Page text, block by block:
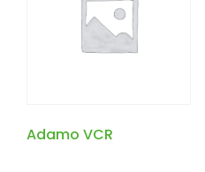
Adamo VCR